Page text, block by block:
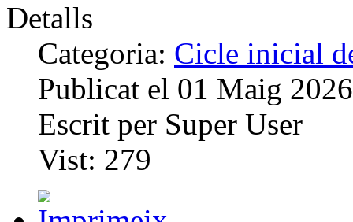
Detalls
Categoria: Cicle inicial
Publicat el 01 Maig 2026
Escrit per Super User
Vist: 279